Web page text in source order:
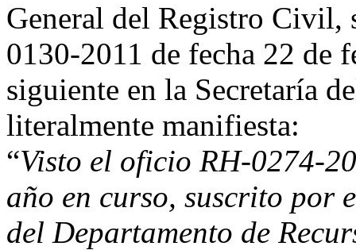
General del Registro Civil,
0130-2011 de fecha 22 de
siguiente en la Secretaría
literalmente manifiesta:
“Visto el oficio RH-0274-
año en curso, suscrito por
del Departamento de